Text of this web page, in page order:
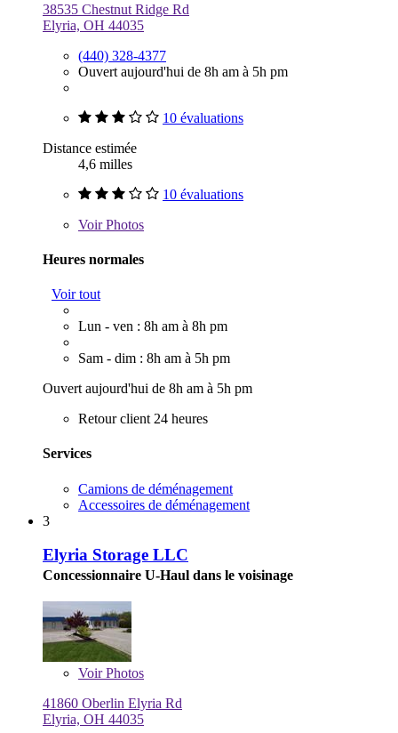
38535 Chestnut Ridge Rd
Elyria, OH 44035
(440) 328-4377
Ouvert aujourd'hui de 8h am à 5h pm
10 évaluations
Distance estimée
4,6 milles
10 évaluations
VoirPhotos
Heures normales
Voir tout
Lun - ven : 8h am à 8h pm
Sam - dim : 8h am à 5h pm
Ouvert aujourd'hui de 8h am à 5h pm
Retour client 24 heures
Services
Camions de déménagement
Accessoires de déménagement
3
Elyria Storage LLC
Concessionnaire U-Haul dans le voisinage
VoirPhotos
41860 Oberlin Elyria Rd
Elyria, OH 44035